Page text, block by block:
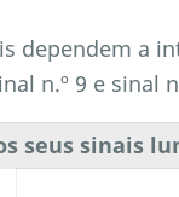
dependem a
n.º 9 e sinal
seus sinais